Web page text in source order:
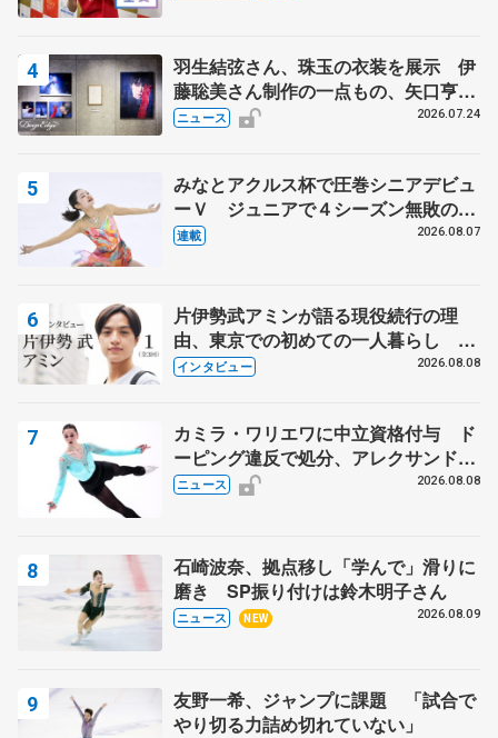
羽生結弦さん、珠玉の衣装を展示 伊
藤聡美さん制作の一点もの、矢口亨さ
んが撮影
ニュース 2026.07.24
みなとアクルス杯で圧巻シニアデビュ
ーＶ ジュニアで４シーズン無敗の島
田麻央
連載 2026.08.07
片伊勢武アミンが語る現役続行の理
由、東京での初めての一人暮らし 注
目スケーターの「今」に迫る
インタビュー 2026.08.08
カミラ・ワリエワに中立資格付与 ド
ーピング違反で処分、アレクサンド
ラ・イグナトワも
ニュース 2026.08.08
石崎波奈、拠点移し「学んで」滑りに
磨き SP振り付けは鈴木明子さん
ニュース NEW 2026.08.09
友野一希、ジャンプに課題 「試合で
やり切る力詰め切れていない」